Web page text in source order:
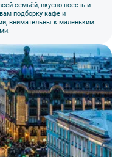
семьёй, вкусно поесть и
подборку кафе и
внимательны к маленьким